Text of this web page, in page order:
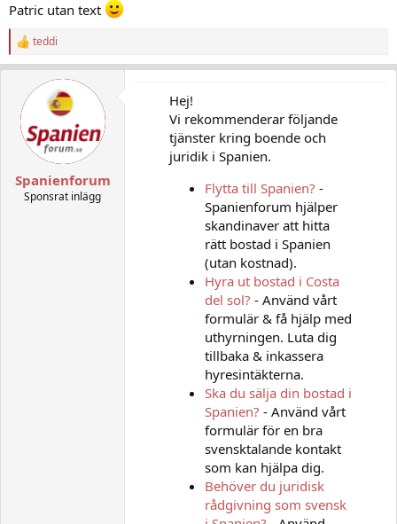
Patric utan text
R
e
o
:
teddi
Spanienforum
Sponsrat inlägg
Hej!
Vi rekommenderar följande
tjänster kring boende och
juridik i Spanien.
Flytta till Spanien? -
Spanienforum hjälper
skandinaver att hitta
rätt bostad i Spanien
(utan kostnad).
Hyra ut bostad i Costa
del sol? - Använd vårt
formulär & få hjälp med
uthyrningen. Luta dig
tillbaka & inkassera
hyresintäkterna.
Ska du sälja din bostad i
Spanien? - Använd vårt
formulär för en bra
svensktalande kontakt
som kan hjälpa dig.
Behöver du juridisk
rådgivning som svensk